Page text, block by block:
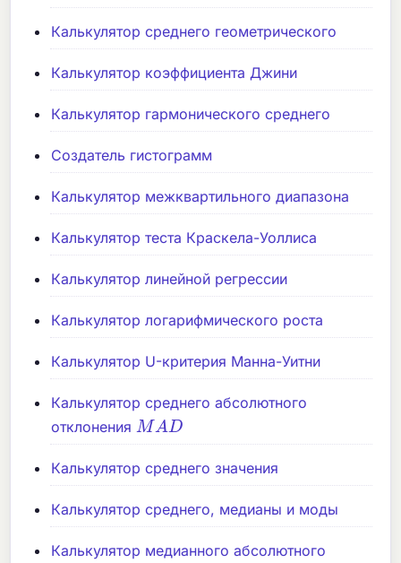
Калькулятор среднего геометрического
Калькулятор коэффициента Джини
Калькулятор гармонического среднего
Создатель гистограмм
Калькулятор межквартильного диапазона
Калькулятор теста Краскела-Уоллиса
Калькулятор линейной регрессии
Калькулятор логарифмического роста
Калькулятор U-критерия Манна-Уитни
Калькулятор среднего абсолютного
отклоненияMAD
Калькулятор среднего значения
Калькулятор среднего, медианы и моды
Калькулятор медианного абсолютного